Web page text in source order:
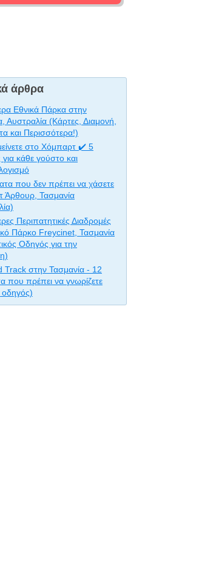
άρθρα
Εθνικά Πάρκα στην
Αυστραλία (Κάρτες, Διαμονή,
και Περισσότερα!)
στο Χόμπαρτ ✔️ 5
για κάθε γούστο και
που δεν πρέπει να χάσετε
Άρθουρ, Τασμανία
Περιπατητικές Διαδρομές
Πάρκο Freycinet, Τασμανία
Οδηγός για την
Track στην Τασμανία - 12
που πρέπει να γνωρίζετε